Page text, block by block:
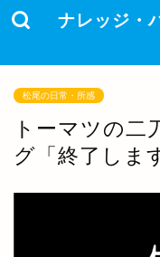
ナレッジ・
松尾の日常・所感
トーマツの二
グ「終了しま